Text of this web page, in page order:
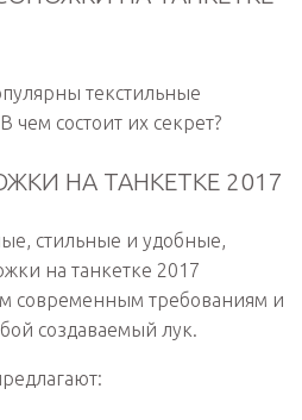
текстильные
чем состоит их секрет?
НА ТАНКЕТКЕ 2017
стильные и удобные,
на танкетке 2017
современным требованиям и
создаваемый лук.